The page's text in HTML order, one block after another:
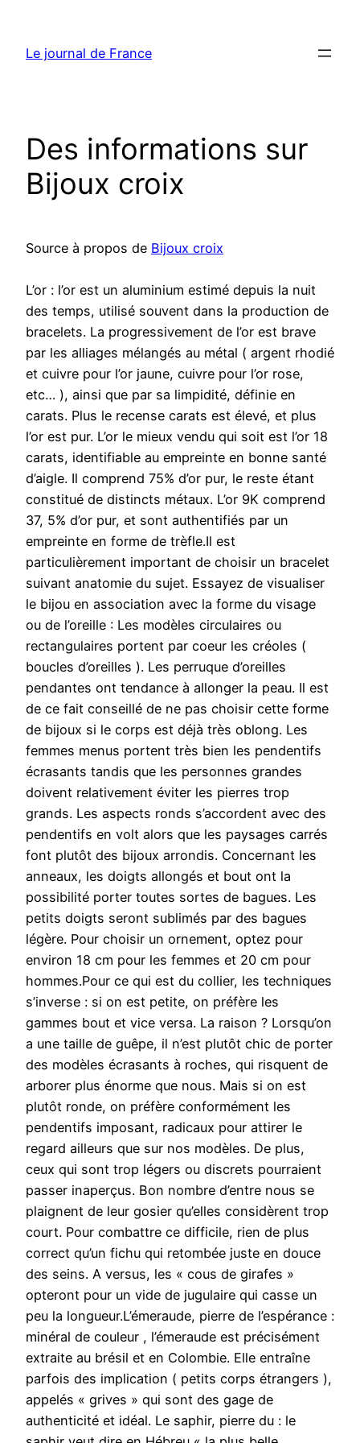
contenu
Le journal de France
Des informations sur
Bijoux croix
Source à propos de Bijoux croix
L’or : l’or est un aluminium estimé depuis la nuit
des temps, utilisé souvent dans la production de
bracelets. La progressivement de l’or est brave
par les alliages mélangés au métal ( argent rhodié
et cuivre pour l’or jaune, cuivre pour l’or rose,
etc… ), ainsi que par sa limpidité, définie en
carats. Plus le recense carats est élevé, et plus
l’or est pur. L’or le mieux vendu qui soit est l’or 18
carats, identifiable au empreinte en bonne santé
d’aigle. Il comprend 75% d’or pur, le reste étant
constitué de distincts métaux. L’or 9K comprend
37, 5% d’or pur, et sont authentifiés par un
empreinte en forme de trèfle.Il est
particulièrement important de choisir un bracelet
suivant anatomie du sujet. Essayez de visualiser
le bijou en association avec la forme du visage
ou de l’oreille : Les modèles circulaires ou
rectangulaires portent par coeur les créoles (
boucles d’oreilles ). Les perruque d’oreilles
pendantes ont tendance à allonger la peau. Il est
de ce fait conseillé de ne pas choisir cette forme
de bijoux si le corps est déjà très oblong. Les
femmes menus portent très bien les pendentifs
écrasants tandis que les personnes grandes
doivent relativement éviter les pierres trop
grands. Les aspects ronds s’accordent avec des
pendentifs en volt alors que les paysages carrés
font plutôt des bijoux arrondis. Concernant les
anneaux, les doigts allongés et bout ont la
possibilité porter toutes sortes de bagues. Les
petits doigts seront sublimés par des bagues
légère. Pour choisir un ornement, optez pour
environ 18 cm pour les femmes et 20 cm pour
hommes.Pour ce qui est du collier, les techniques
s’inverse : si on est petite, on préfère les
gammes bout et vice versa. La raison ? Lorsqu’on
a une taille de guêpe, il n’est plutôt chic de porter
des modèles écrasants à roches, qui risquent de
arborer plus énorme que nous. Mais si on est
plutôt ronde, on préfère conformément les
pendentifs imposant, radicaux pour attirer le
regard ailleurs que sur nos modèles. De plus,
ceux qui sont trop légers ou discrets pourraient
passer inaperçus. Bon nombre d’entre nous se
plaignent de leur gosier qu’elles considèrent trop
court. Pour combattre ce difficile, rien de plus
correct qu’un fichu qui retombée juste en douce
des seins. A versus, les « cous de girafes »
opteront pour un vide de jugulaire qui casse un
peu la longueur.L’émeraude, pierre de l’espérance :
minéral de couleur , l’émeraude est précisément
extraite au brésil et en Colombie. Elle entraîne
parfois des implication ( petits corps étrangers ),
appelés « grives » qui sont des gage de
authenticité et idéal. Le saphir, pierre du : le